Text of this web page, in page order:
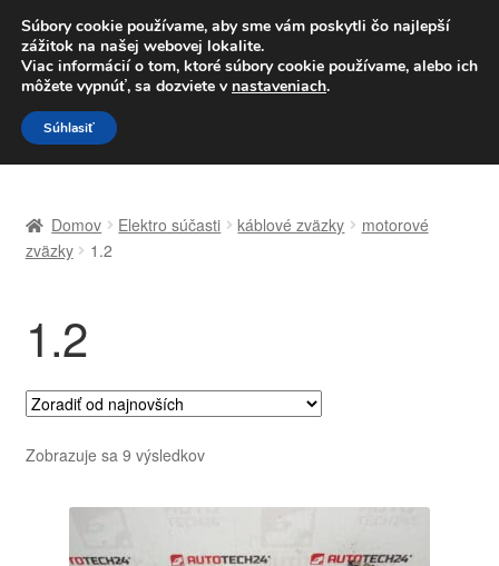
DOPRAVA od 6 EUR
Po–Pi 09:00–16:00 233 221 276
Preskočiť
na
navigáciu
Preskočiť
na
obsah
Celosvetová preprava
Kontakt
Košík
Domov Elektro súčasti káblové zväzky
motorové
zväzky
1.2
1.2
Zobrazuje sa 9 výsledkovZoradené
najnovších
Súbory cookie používame, aby sme vám poskytli čo najlepší
zážitok na našej webovej lokalite.
Viac informácií o tom, ktoré súbory cookie používame, alebo ich
môžete vypnúť, sa dozviete v nastaveniach.
Súhlasiť